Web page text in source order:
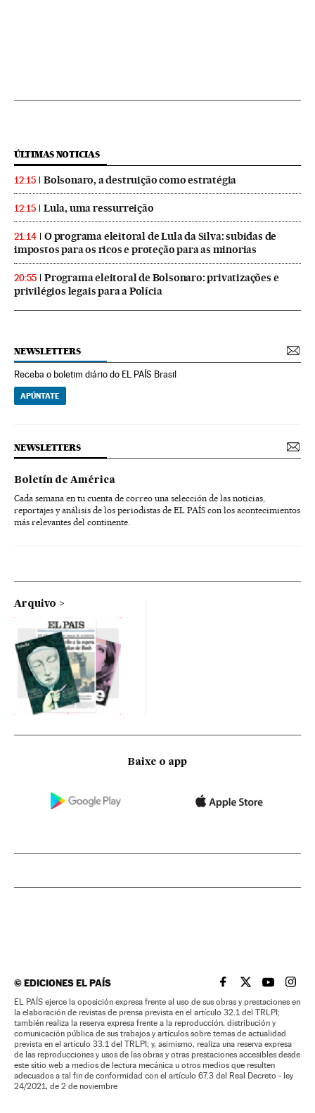
ÚLTIMAS NOTICIAS
12:15 Bolsonaro, a destruição como estratégia
12:15 Lula, uma ressurreição
21:14
O programa eleitoral de Lula da Silva: subidas de
impostos para os ricos e proteção para as minorias
20:55
Programa eleitoral de Bolsonaro: privatizações e
privilégios legais para a Polícia
NEWSLETTERS
Receba o boletim diário do EL PAÍS Brasil
APÚNTATE
NEWSLETTERS
Boletín de América
Cada semana en tu cuenta de correo una selección de las noticias,
reportajes y análisis de los periodistas de EL PAÍS con los acontecimientos
más relevantes del continente.
Arquivo
Baixe o app
©EDICIONES EL PAÍS EL PAÍS BRASIL EN
EL PAÍSEL PAÍS
EL
EL PAÍS ejerce la oposición expresa frente al uso de sus obras y prestaciones en
la elaboración de revistas de prensa prevista en el artículo 32.1 del TRLPI;
también realiza la reserva expresa frente a la reproducción, distribución y
comunicación pública de sus trabajos y artículos sobre temas de actualidad
prevista en el artículo 33.1 del TRLPI; y, asimismo, realiza una reserva expresa
de las reproducciones y usos de las obras y otras prestaciones accesibles desde
este sitio web a medios de lectura mecánica u otros medios que resulten
adecuados a tal fin de conformidad con el artículo 67.3 del Real Decreto - ley
24/2021, de 2 de noviembre